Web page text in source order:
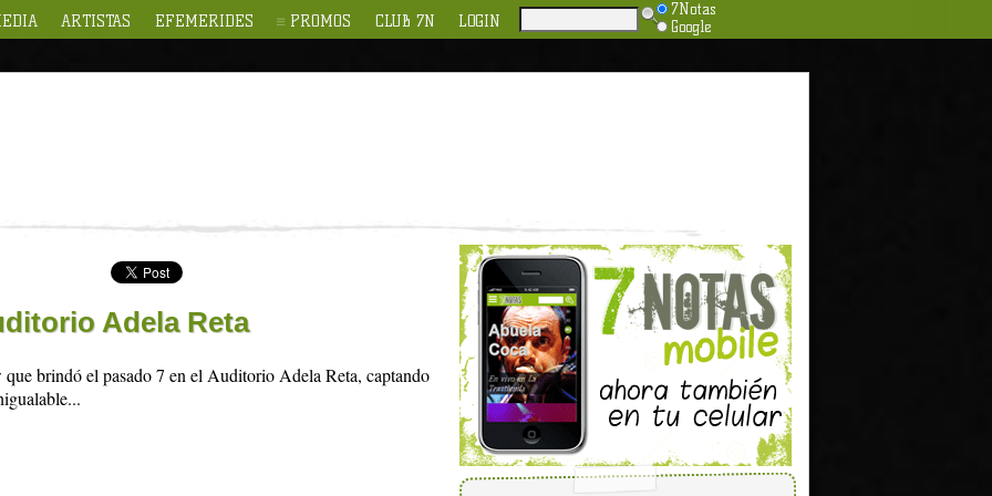
ARTISTAS EFEMERIDES PROMOS CLUB 7N LOGIN
7Notas
Google
Adela Reta
brindó el pasado 7 en el Auditorio Adela Reta, captando